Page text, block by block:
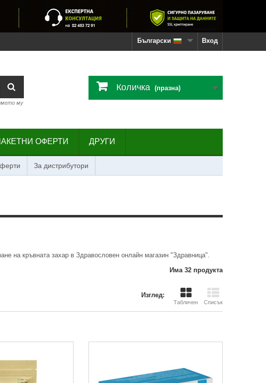
Вход
Български
му
Количка (празна)
ОФЕРТИ ДРУГИ
За дистрибутори
на кръвната захар в Здравословен онлайн магазин "Здравница".
Има 32 продукта
Изглед:
Табличен Списък